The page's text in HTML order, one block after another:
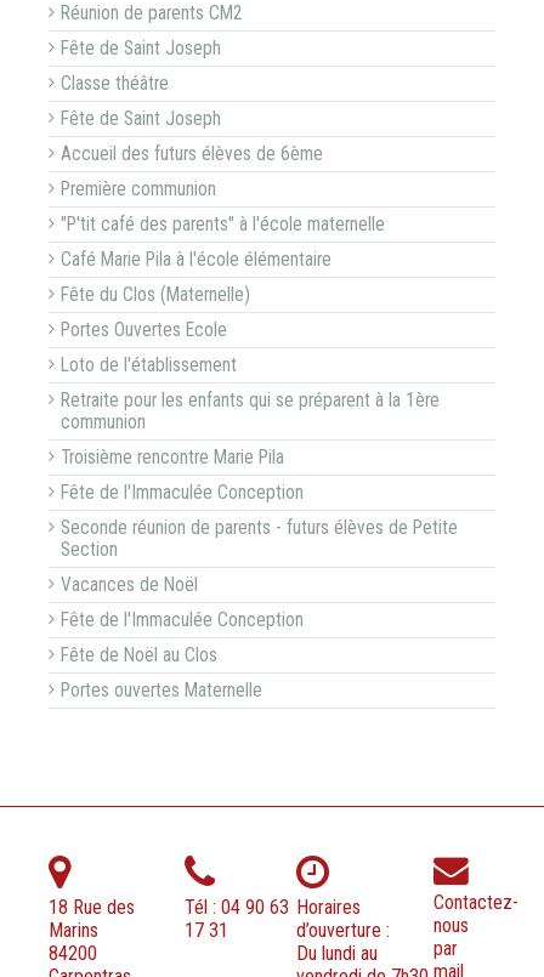
Réunion de parents CM2
Fête de Saint Joseph
Classe théâtre
Fête de Saint Joseph
Accueil des futurs élèves de 6ème
Première communion
"P'tit café des parents" à l'école maternelle
Café Marie Pila à l'école élémentaire
Fête du Clos (Maternelle)
Portes Ouvertes Ecole
Loto de l'établissement
Retraite pour les enfants qui se préparent à la 1ère
communion
Troisième rencontre Marie Pila
Fête de l'Immaculée Conception
Seconde réunion de parents - futurs élèves de Petite
Section
Vacances de Noël
Fête de l'Immaculée Conception
Fête de Noël au Clos
Portes ouvertes Maternelle
18 Rue des
Marins
84200
Tél : 04 90 63
17 31
Horaires
d’ouverture :
Du lundi au
Contactez-
nous
par
mail